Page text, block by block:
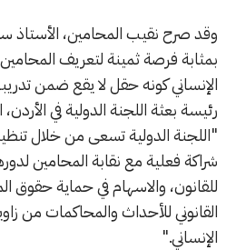
وقد صرح نقيب المحامين، الأستاذ
بمثابة فرصة ثمينة لتعريف المحامين
الإنساني كونه حقل لا يقع ضمن
رئيسة بعثة اللجنة الدولية في
"اللجنة الدولية تسعى من خلال
شراكة فعلية مع نقابة المحامين
للقانون، والاسهام في حماية حقوق
القانوني للأحداث والمحاكمات من
الإنساني."